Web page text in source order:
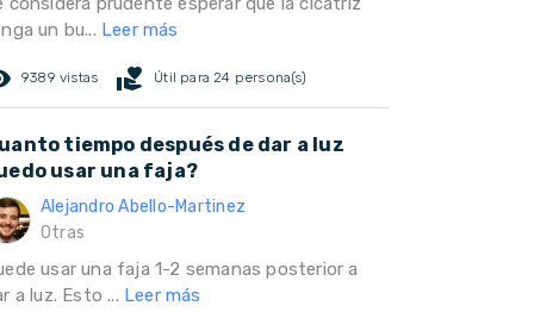
un bu... Leer más
9389 vistas volunteer_activism Útil para 24 persona(s)
tiempo después de dar a luz
usar una faja?
Alejandro Abello-Martinez
Otras
usar una faja 1-2 semanas posterior a
a luz. Esto ... Leer más